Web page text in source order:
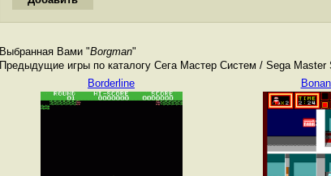
Выбранная Вами "Borgman"
Предыдущие игры по каталогу Сега Мастер Систем / Sega Master
Borderline